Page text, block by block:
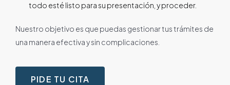
todo esté listo para su presentación, y proceder.
Nuestro objetivo es que puedas gestionar tus trámites de
una manera efectiva y sin complicaciones.
PIDE TU CITA